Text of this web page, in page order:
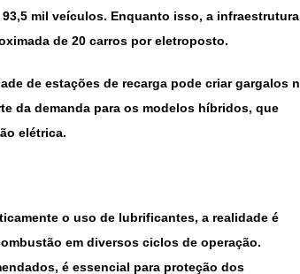
mil veículos. Enquanto isso, a infraestrutura
de 20 carros por eletroposto.
de estações de recarga pode criar gargalos
da demanda para os modelos híbridos, que
elétrica.
o uso de lubrificantes, a realidade é
em diversos ciclos de operação.
é essencial para proteção dos